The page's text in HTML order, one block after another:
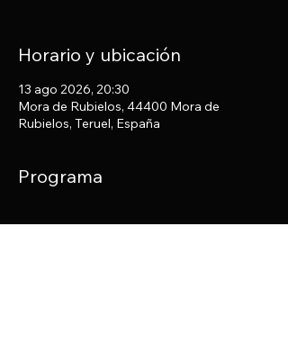
Horario y ubicación
13 ago 2026, 20:30
Mora de Rubielos, 44400 Mora de
Rubielos, Teruel, España
Programa